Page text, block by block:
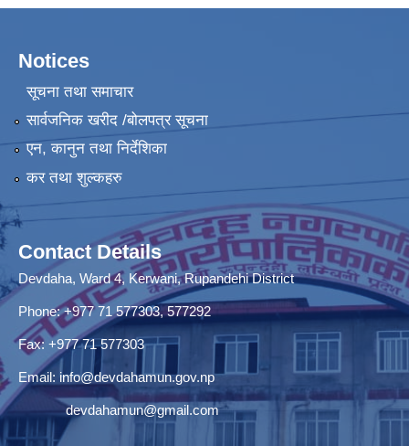
Notices
सूचना तथा समाचार
सार्वजनिक खरीद /बोलपत्र सूचना
एन, कानुन तथा निर्देशिका
कर तथा शुल्कहरु
Contact Details
Devdaha, Ward 4, Kerwani, Rupandehi District
Phone: +977 71 577303, 577292
Fax: +977 71 577303
Email: info@devdahamun.gov.np
devdahamun@gmail.com